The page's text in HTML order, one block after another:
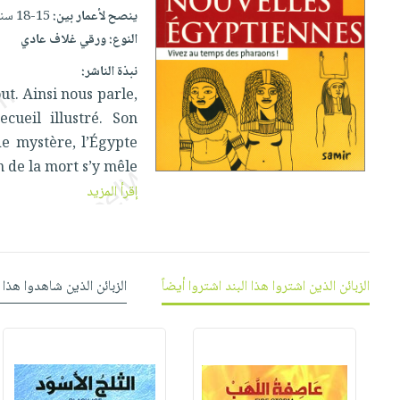
إختياراتنا
كتب
أكاديمية
صندوق
القراءة
English
books
iKitab
بلا
حدود
أسئلة
يتكرر
طرحها
Android
تحميل
iKitab
على
أسئلة
يتكرر
طرحها
تحميل
masmu3
على
Android
Apple
المواضيع
الأكثر
مبيعاً
وسائل
تعليمية
صندوق
الصحة
والعناية
الشخصية
جديد
الكل
الشخصية
العناية
وتصفيف
الشعر
بالجسم
جديد
الكل
أدوات
أقسام
ينصح لأعمار بين:15-18 سنوات
النوع:ورقي غلاف عادي
نبذة الناشر:
Ainsi nous parle,
illustré. Son
mystère, l’Égypte
de la mort s’y mêle
إقرأ المزيد
الزبائن الذين اشتروا هذا البند اشتروا أيضاً الزبائن الذين شاهدوا